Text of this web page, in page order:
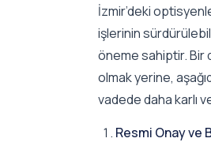
İzmir’deki
işlerinin
öneme sahiptir. Bir
olmak yerine,
vadede daha karlı
Resmi Onay ve